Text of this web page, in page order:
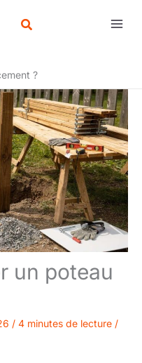
?
un poteau
/ 4 minutes de lecture /